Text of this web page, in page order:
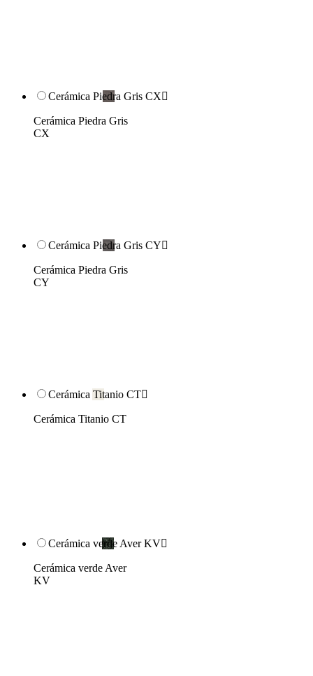
Cerámica Piedra Gris CX
Cerámica Piedra Gris
CX
Cerámica Piedra Gris CY
Cerámica Piedra Gris
CY
Cerámica Titanio CT
Cerámica Titanio CT
Cerámica verde Aver KV
Cerámica verde Aver
KV